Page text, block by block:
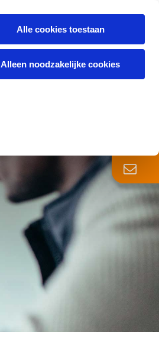
Alle cookies toestaan
Alleen noodzakelijke cookies
OVER ONS CONTACT